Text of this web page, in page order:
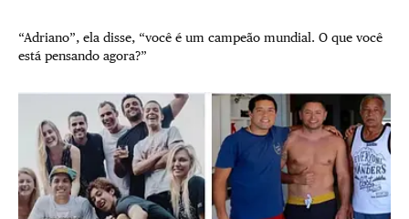
“Adriano”, ela disse, “você é um campeão mundial. O que você
está pensando agora?”